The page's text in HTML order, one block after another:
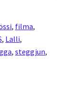
, filma,
, Lalli,
, steggjun,